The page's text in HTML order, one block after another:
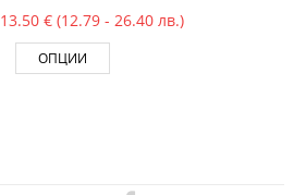
13.50 €Price range: 6.54 € through 13.50 €
(12.79 - 26.40 лв.)
ОПЦИИ